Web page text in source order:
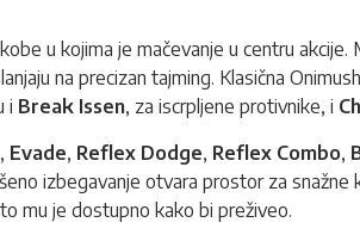
u kojima je mačevanje u centru akcije.
na precizan tajming. Klasična
i Break Issen, za iscrpljene protivnike, i
, Evade, Reflex Dodge, Reflex Combo,
izbegavanje otvara prostor za
mu je dostupno kako bi preživeo.